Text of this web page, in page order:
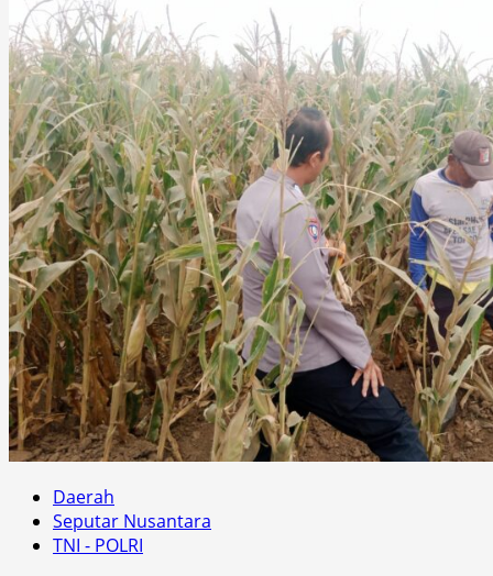
Daerah
Seputar Nusantara
TNI - POLRI